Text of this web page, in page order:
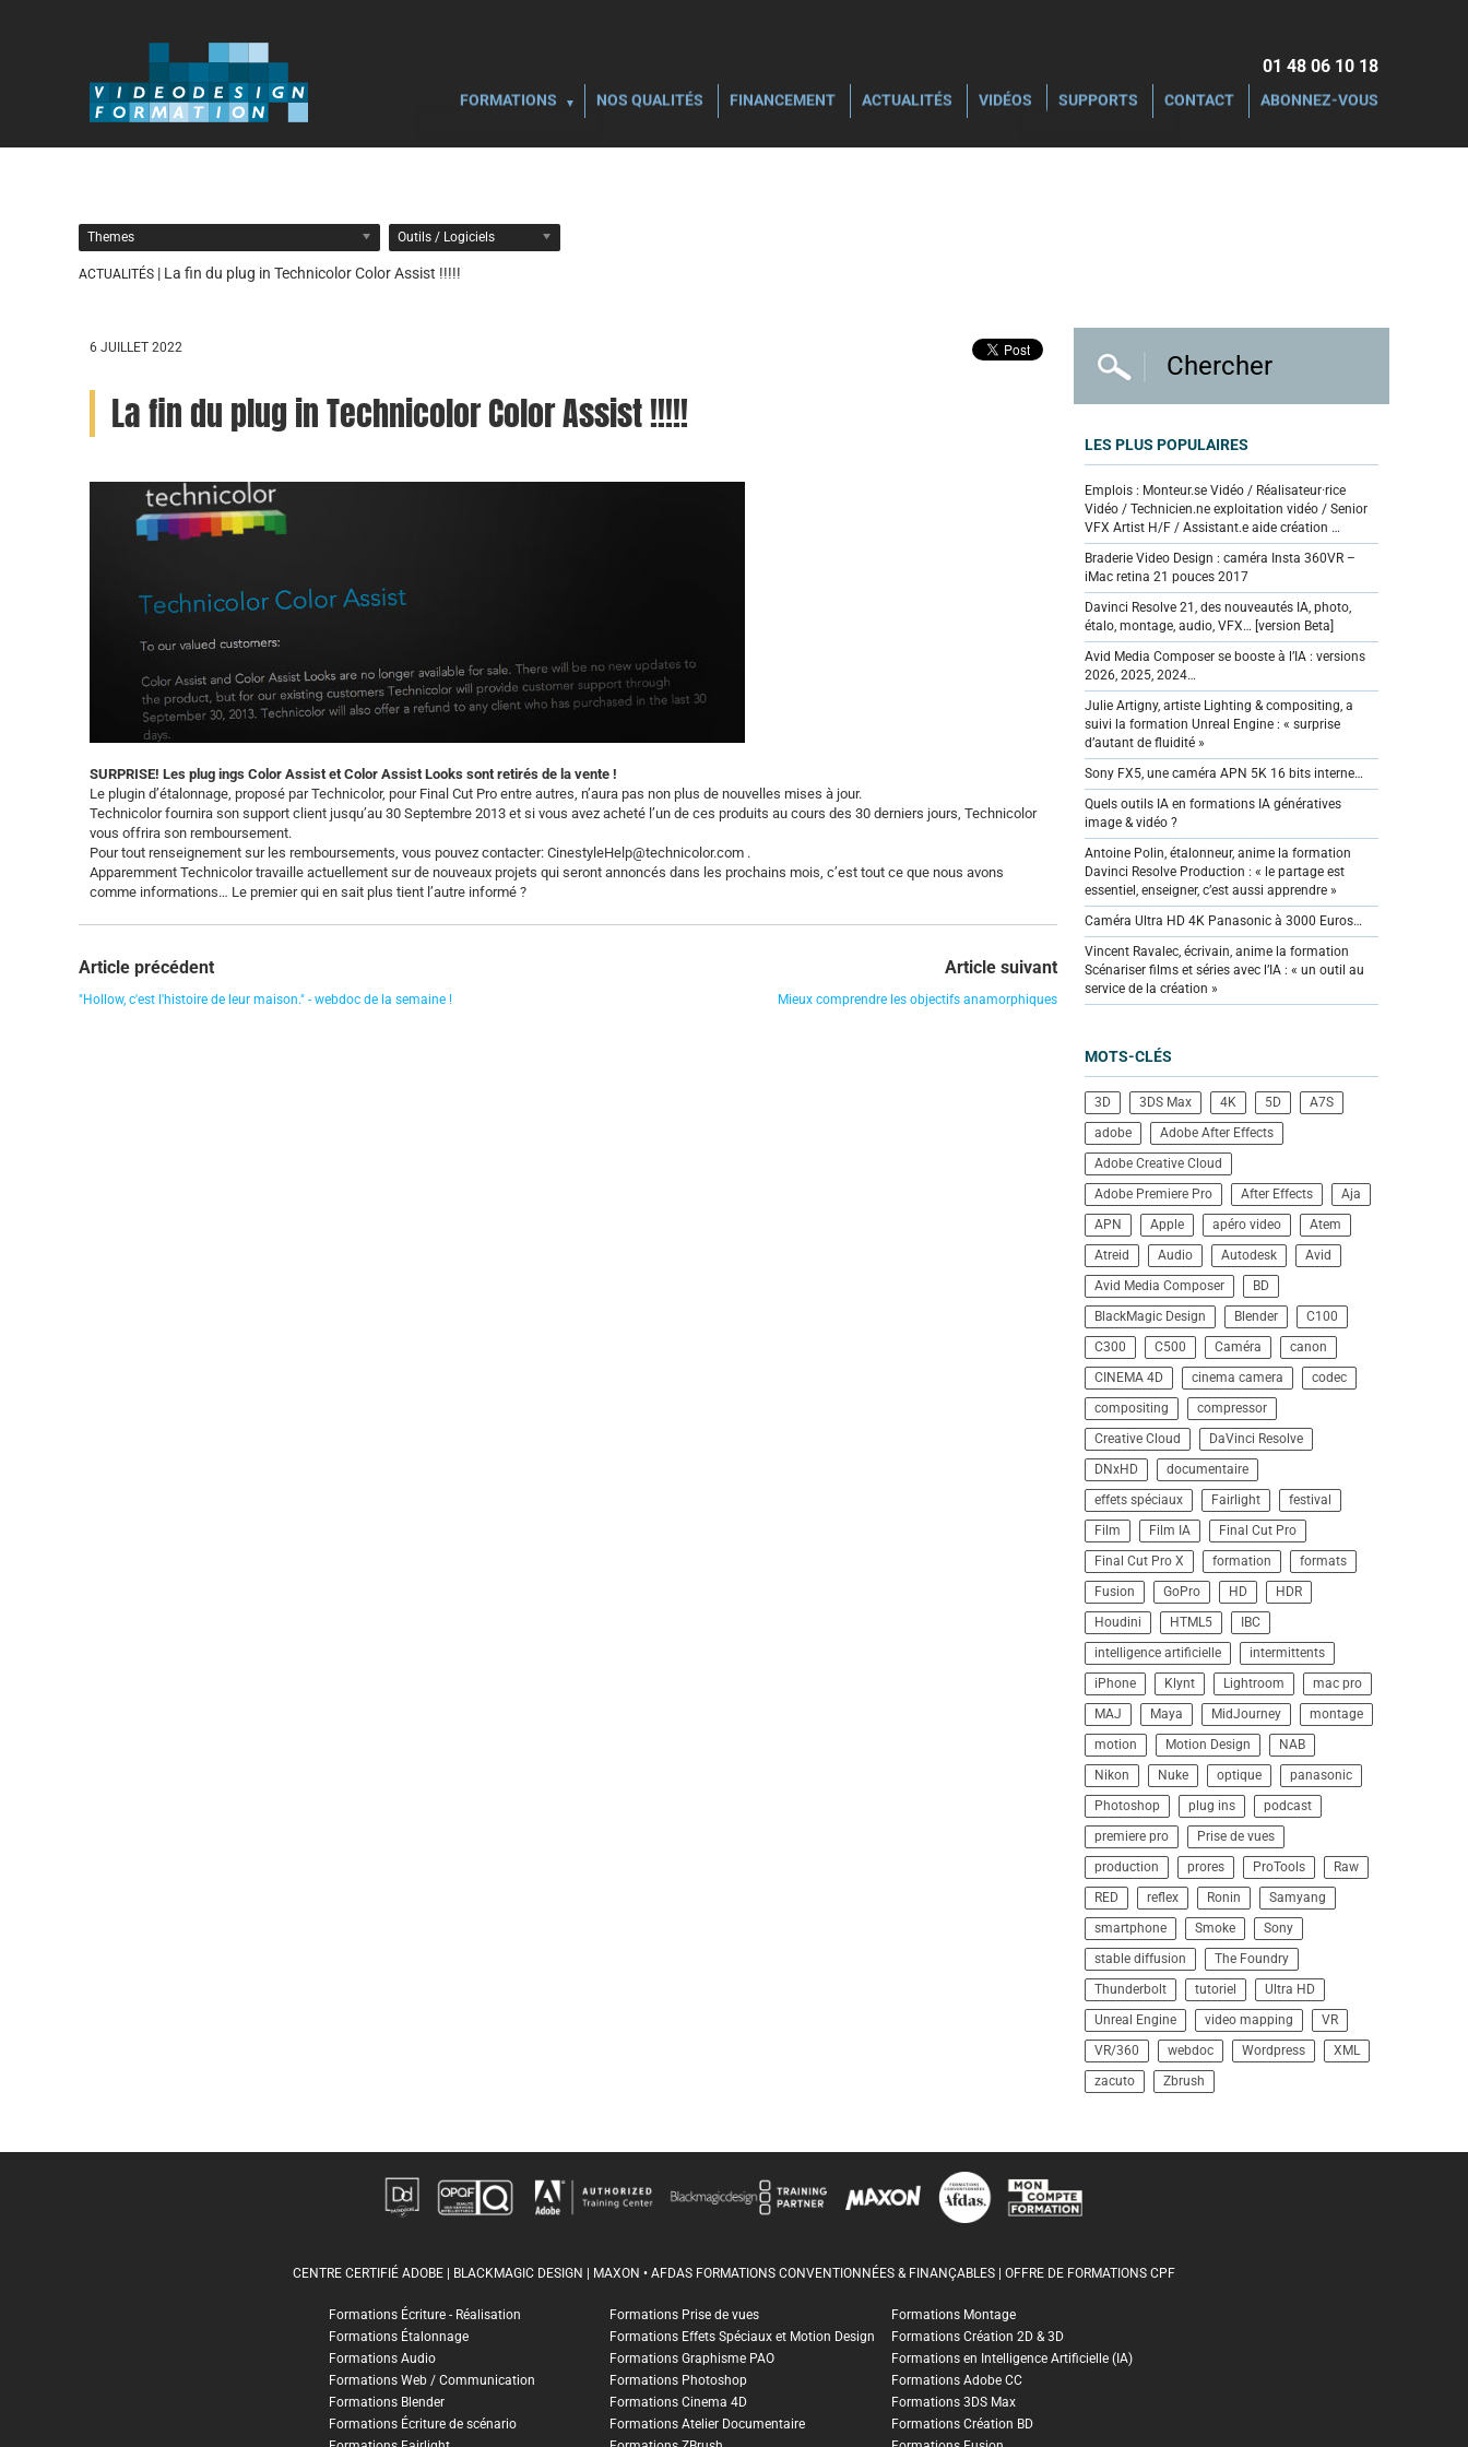
01 48 06 10 18‬
FORMATIONS NOS QUALITÉS FINANCEMENT ACTUALITÉS VIDÉOS SUPPORTS CONTACT ABONNEZ-VOUS
Themes Outils / Logiciels
ACTUALITÉS | La fin du plug in Technicolor Color Assist !!!!!
6 JUILLET 2022
La fin du plug in Technicolor Color Assist !!!!!
SURPRISE! Les plug ings Color Assist et Color Assist Looks sont retirés de la vente !
Le plugin d’étalonnage, proposé par Technicolor, pour Final Cut Pro entre autres, n’aura pas non plus de nouvelles mises à jour.
Technicolor fournira son support client jusqu’au 30 Septembre 2013 et si vous avez acheté l’un de ces produits au cours des 30 derniers jours, Technicolor
vous offrira son remboursement.
Pour tout renseignement sur les remboursements, vous pouvez contacter: CinestyleHelp@technicolor.com .
Apparemment Technicolor travaille actuellement sur de nouveaux projets qui seront annoncés dans les prochains mois, c’est tout ce que nous avons
comme informations… Le premier qui en sait plus tient l’autre informé ?
Article précédent
"Hollow, c'est l'histoire de leur maison." - webdoc de la semaine !
Article suivant
Mieux comprendre les objectifs anamorphiques
LES PLUS POPULAIRES
Emplois : Monteur.se Vidéo / Réalisateur·rice
Vidéo / Technicien.ne exploitation vidéo / Senior
VFX Artist H/F / Assistant.e aide création …
Braderie Video Design : caméra Insta 360VR –
iMac retina 21 pouces 2017
Davinci Resolve 21, des nouveautés IA, photo,
étalo, montage, audio, VFX… [version Beta]
Avid Media Composer se booste à l’IA : versions
2026, 2025, 2024…
Julie Artigny, artiste Lighting & compositing, a
suivi la formation Unreal Engine : « surprise
d’autant de fluidité »
Sony FX5, une caméra APN 5K 16 bits interne…
Quels outils IA en formations IA génératives
image & vidéo ?
Antoine Polin, étalonneur, anime la formation
Davinci Resolve Production : « le partage est
essentiel, enseigner, c’est aussi apprendre »
Caméra Ultra HD 4K Panasonic à 3000 Euros…
Vincent Ravalec, écrivain, anime la formation
Scénariser films et séries avec l’IA : « un outil au
service de la création »
MOTS-CLÉS
3D 3DS Max 4K 5D
A7S
adobe
Adobe After Effects
Adobe Creative Cloud
Adobe Premiere Pro
After Effects
Aja
APN
Apple apéro video
Atem
Atreid
Audio Autodesk
Avid
Avid Media Composer
BD
BlackMagic Design
Blender
C100
C300
C500 Caméra
canon
CINEMA 4D
cinema camera
codec
compositing
compressor
Creative Cloud
DaVinci Resolve
DNxHD
documentaire
effets spéciaux
Fairlight
festival
Film
Film IA
Final Cut Pro
Final Cut Pro X
formation
formats
Fusion
GoPro HD
HDR
Houdini
HTML5
IBC
intelligence artificielle
intermittents
iPhone
Klynt Lightroom
mac pro
MAJ
Maya MidJourney
montage
motion
Motion Design
NAB
Nikon
Nuke optique
panasonic
Photoshop
plug ins
podcast
premiere pro
Prise de vues
production
prores ProTools
Raw
RED
reflex Ronin
Samyang
smartphone
Smoke
Sony
stable diffusion
The Foundry
Thunderbolt
tutoriel
Ultra HD
Unreal Engine
video mapping
VR
VR/360
webdoc Wordpress
XML
zacuto
Zbrush
CENTRE CERTIFIÉ ADOBE | BLACKMAGIC DESIGN | MAXON • AFDAS FORMATIONS CONVENTIONNÉES & FINANÇABLES | OFFRE DE FORMATIONS CPF
Formations Écriture - Réalisation Formations Prise de vues
Formations Montage
Formations Étalonnage
Formations Effets Spéciaux et Motion Design
Formations Création 2D & 3D
Formations Audio
Formations Graphisme PAO
Formations en Intelligence Artificielle (IA)
Formations Web / Communication
Formations Photoshop
Formations Adobe CC
Formations Blender
Formations Cinema 4D
Formations 3DS Max
Formations Écriture de scénario
Formations Atelier Documentaire
Formations Création BD